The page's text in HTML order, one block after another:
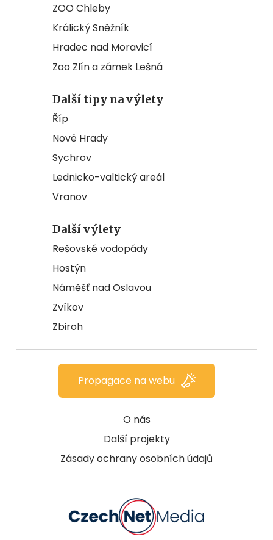
ZOO Chleby
Králický Sněžník
Hradec nad Moravicí
Zoo Zlín a zámek Lešná
Další tipy na výlety
Říp
Nové Hrady
Sychrov
Lednicko-valtický areál
Vranov
Další výlety
Rešovské vodopády
Hostýn
Náměšť nad Oslavou
Zvíkov
Zbiroh
O nás
Další projekty
Zásady ochrany osobních údajů
Propagace na webu